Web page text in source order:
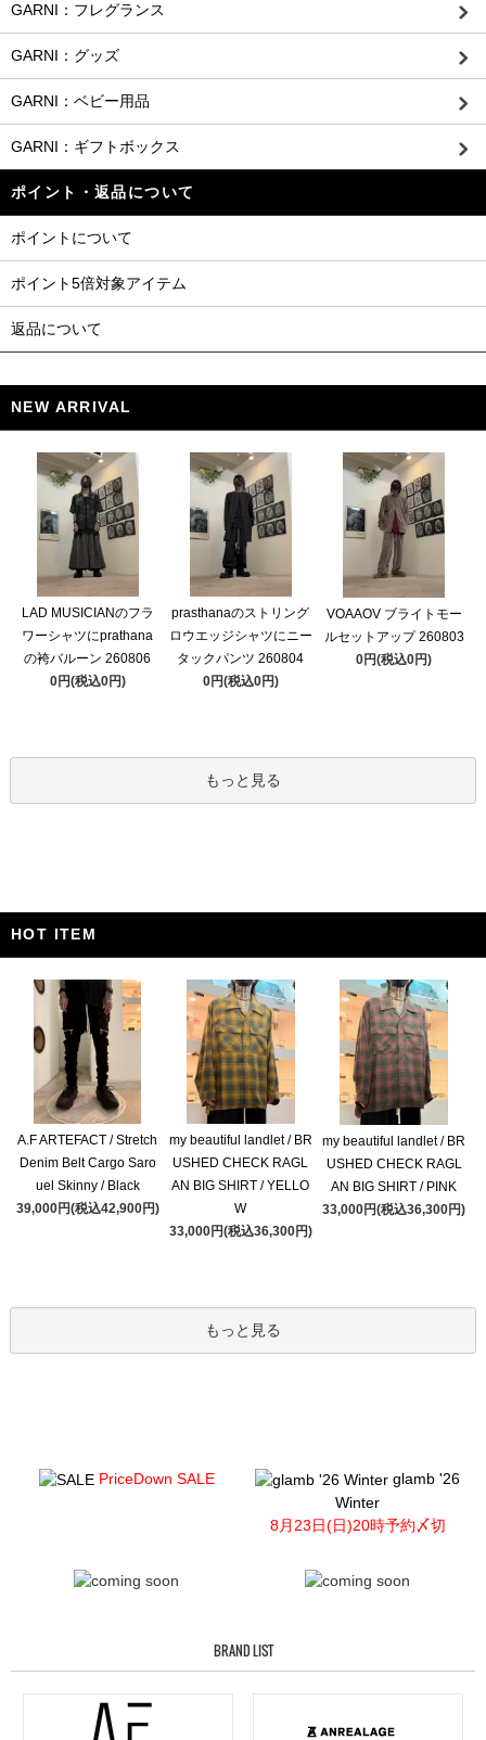
GARNI：フレグランス
GARNI：グッズ
GARNI：ベビー用品
GARNI：ギフトボックス
ポイント・返品について
ポイントについて
ポイント5倍対象アイテム
返品について
NEW ARRIVAL
LAD MUSICIANのフラ
ワーシャツにprathana
の袴バルーン 260806
0円(税込0円)
prasthanaのストリング
ロウエッジシャツにニー
タックパンツ 260804
0円(税込0円)
VOAAOV ブライトモー
ルセットアップ 260803
0円(税込0円)
もっと見る
HOT ITEM
A.F ARTEFACT / Stretch
Denim Belt Cargo Saro
uel Skinny / Black
39,000円(税込42,900円)
my beautiful landlet / BR
USHED CHECK RAGL
AN BIG SHIRT / YELLO
W
33,000円(税込36,300円)
my beautiful landlet / BR
USHED CHECK RAGL
AN BIG SHIRT / PINK
33,000円(税込36,300円)
もっと見る
PriceDown SALE
glamb '26
Winter
8月23日(日)20時予約〆切
BRAND LIST